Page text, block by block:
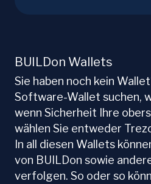
BUILDon Wallets
Sie haben noch kein
Software-Wallet suchen,
wenn Sicherheit Ihre
wählen Sie entweder
In all diesen Wallets
von BUILDon sowie
verfolgen. So oder so